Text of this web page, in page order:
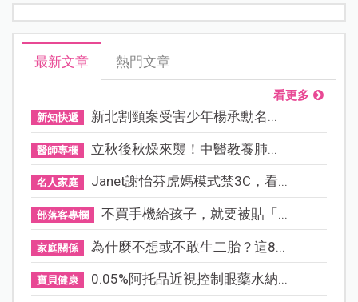
最新文章 熱門文章
看更多
新知快遞 新北割頸案受害少年楊承勳名...
醫師專欄 立秋後秋燥來襲！中醫教養肺...
名人家庭 Janet謝怡芬虎媽模式禁3C，看...
部落客專欄 不買手機給孩子，就要被貼「...
家庭關係 為什麼不想或不敢生二胎？這8...
寶貝健康 0.05%阿托品近視控制眼藥水納...